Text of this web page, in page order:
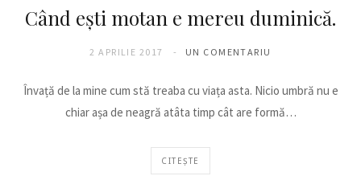
Când ești motan e mereu duminică.
2 APRILIE 2017 UN COMENTARIU
Învață de la mine cum stă treaba cu viața asta. Nicio umbră nu e
chiar așa de neagră atâta timp cât are formă…
CITEȘTE